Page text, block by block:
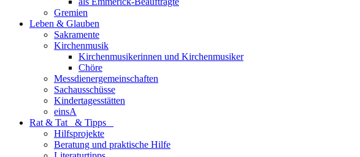
Gremien
Leben & Glauben
Sakramente
Kirchenmusik
Kirchenmusikerinnen und Kirchenmusiker
Chöre
Messdienergemeinschaften
Sachausschüsse
Kindertagesstätten
einsA
Rat & Tat & Tipps
Hilfsprojekte
Beratung und praktische Hilfe